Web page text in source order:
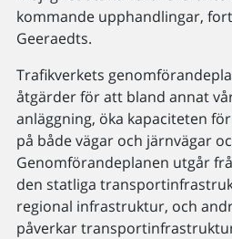
kommande upphandlingar,
Geeraedts.
Trafikverkets
åtgärder för att bland annat
anläggning, öka kapaciteten
på både vägar och järnvägar
Genomförandeplanen utgår
den statliga
regional infrastruktur, och
påverkar